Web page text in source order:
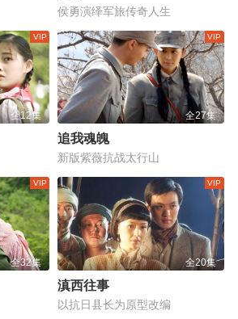
侯勇演绎军旅传奇人生
全12集 全27集
追我魂魄
新版紫薇抗战太行山
全32集 全20集
滇西往事
以抗日县长为原型改编